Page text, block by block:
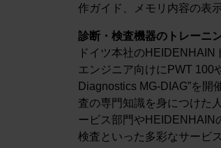
作ガイド、メモリ内容の表
診断・検査機器のトレーニ
ドイツ本社の
エンジニア向けにPWT 100
Diagnostics MG-DIAG”を
査の専門知識を身につけた
ービス部門やHEIDENHAIN
検査といった多彩なサービ